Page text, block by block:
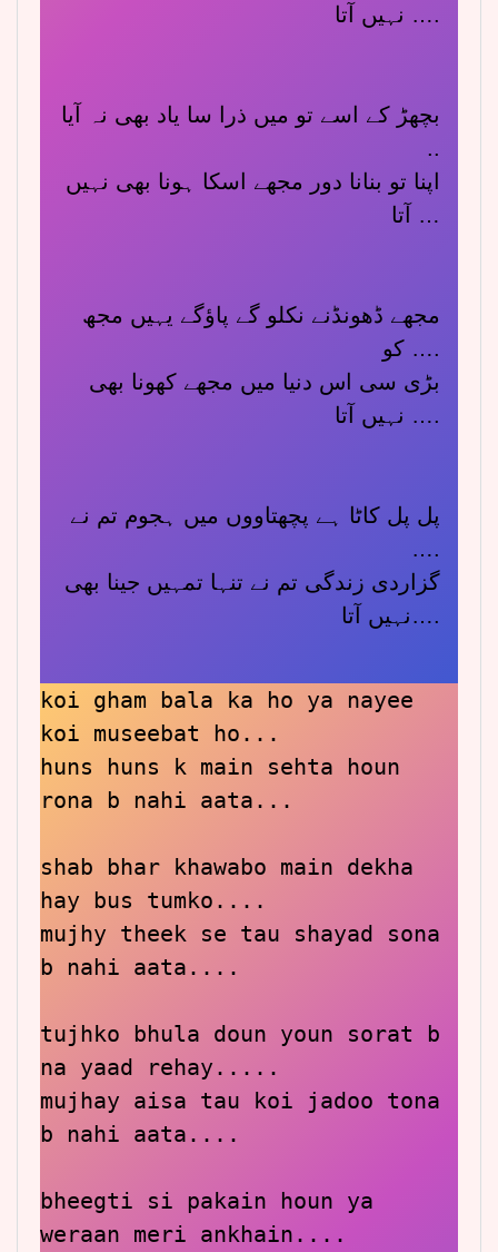
نہیں آتا ….
بچھڑ کے اسے تو میں ذرا سا یاد بھی نہ آیا
..
اپنا تو بنانا دور مجھے اسکا ہونا بھی نہیں
آتا …
مجھے ڈھونڈنے نکلو گے پاؤگے یہیں مجھ
کو ….
بڑی سی اس دنیا میں مجھے کھونا بھی
نہیں آتا ….
پل پل کاٹا ہے پچھتاووں میں ہجوم تم نے
….
گزاردی زندگی تم نے تنہا تمہیں جینا بھی
نہیں آتا….
koi gham bala ka ho ya nayee
koi museebat ho...
huns huns k main sehta houn
rona b nahi aata...
shab bhar khawabo main dekha
hay bus tumko....
mujhy theek se tau shayad sona
b nahi aata....
tujhko bhula doun youn sorat b
na yaad rehay.....
mujhay aisa tau koi jadoo tona
b nahi aata....
bheegti si pakain houn ya
weraan meri ankhain....